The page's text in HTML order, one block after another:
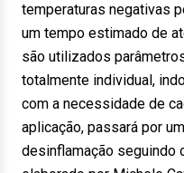
temperaturas negativas
um tempo estimado de
são utilizados
totalmente individual,
com a necessidade de
aplicação, passará por
desinflamação seguindo